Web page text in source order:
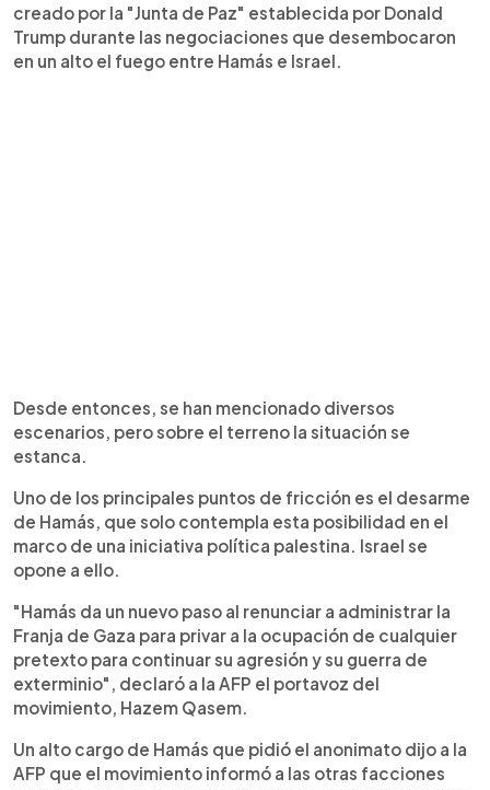
creado por la "Junta de Paz" establecida por Donald
Trump durante las negociaciones que desembocaron
en un alto el fuego entre Hamás e Israel.
Desde entonces, se han mencionado diversos
escenarios, pero sobre el terreno la situación se
estanca.
Uno de los principales puntos de fricción es el desarme
de Hamás, que solo contempla esta posibilidad en el
marco de una iniciativa política palestina. Israel se
opone a ello.
"Hamás da un nuevo paso al renunciar a administrar la
Franja de Gaza para privar a la ocupación de cualquier
pretexto para continuar su agresión y su guerra de
exterminio", declaró a la AFP el portavoz del
movimiento, Hazem Qasem.
Un alto cargo de Hamás que pidió el anonimato dijo a la
AFP que el movimiento informó a las otras facciones